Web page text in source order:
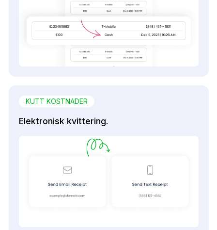
KUTT KOSTNADER
Elektronisk kvittering.